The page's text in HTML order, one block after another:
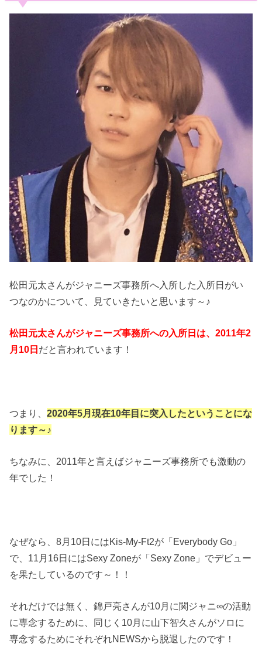
松田元太さんがジャニーズ事務所へ入所した入所日がい
つなのかについて、見ていきたいと思います～♪
松田元太さんがジャニーズ事務所への入所日は、2011年2
月10日だと言われています！
つまり、2020年5月現在10年目に突入したということにな
ります～♪
ちなみに、2011年と言えばジャニーズ事務所でも激動の
年でした！
なぜなら、8月10日にはKis-My-Ft2が「Everybody Go」
で、11月16日にはSexy Zoneが「Sexy Zone」でデビュー
を果たしているのです～！！
それだけでは無く、錦戸亮さんが10月に関ジャニ∞の活動
に専念するために、同じく10月に山下智久さんがソロに
専念するためにそれぞれNEWSから脱退したのです！